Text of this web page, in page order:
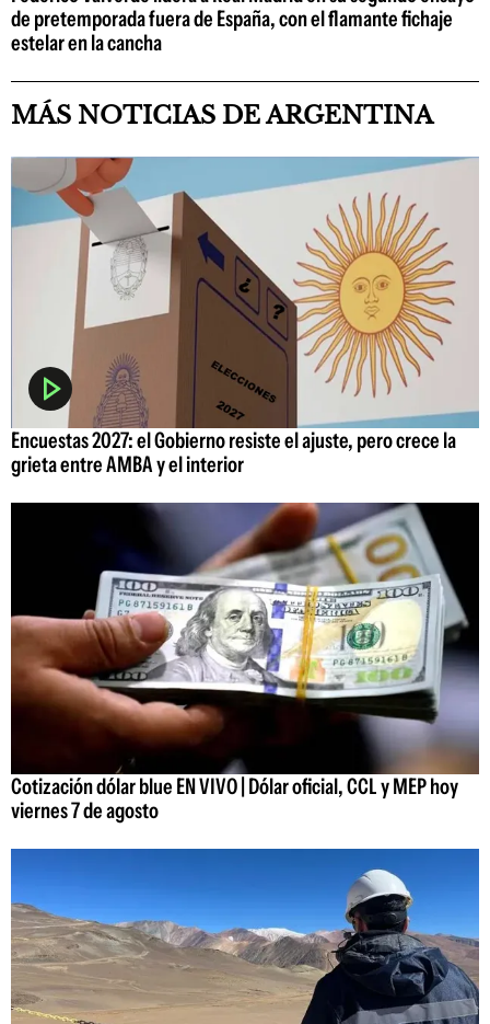
de pretemporada fuera de España, con el flamante fichaje
estelar en la cancha
MÁS NOTICIAS DE ARGENTINA
Encuestas 2027: el Gobierno resiste el ajuste, pero crece la
grieta entre AMBA y el interior
Cotización dólar blue EN VIVO | Dólar oficial, CCL y MEP hoy
viernes 7 de agosto